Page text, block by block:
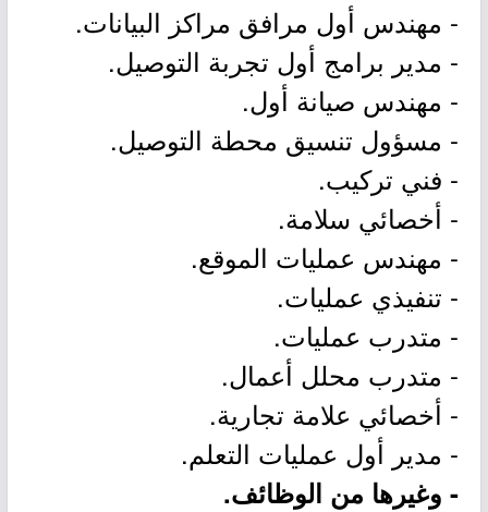
- مهندس أول مرافق مراكز البيانات.
- مدير برامج أول تجربة التوصيل.
- مهندس صيانة أول.
- مسؤول تنسيق محطة التوصيل.
- فني تركيب.
- أخصائي سلامة.
- مهندس عمليات الموقع.
- تنفيذي عمليات.
- متدرب عمليات.
- متدرب محلل أعمال.
- أخصائي علامة تجارية.
- مدير أول عمليات التعلم.
- وغيرها من الوظائف.